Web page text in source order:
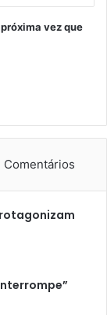
vez que
Comentários